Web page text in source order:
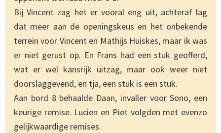
Bij Vincent zag het er vooral eng uit, achteraf lag
dat meer aan de openingskeus en het onbekende
terrein voor Vincent en Mathijs Huiskes, maar ik was
er niet gerust op. En Frans had een stuk geofferd,
wat er wel kansrijk uitzag, maar ook weer niet
doorslaggevend, en tja, een stuk is een stuk.
Aan bord 8 behaalde Daan, invaller voor Sono, een
keurige remise. Lucien en Piet volgden met evenzo
gelijkwaardige remises.